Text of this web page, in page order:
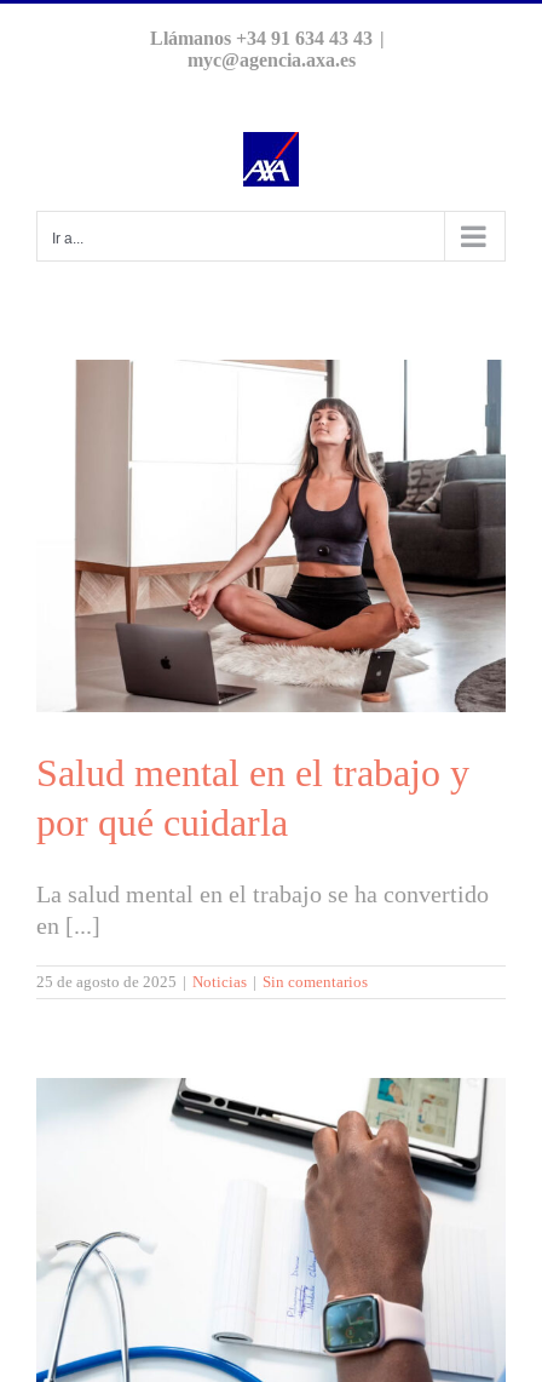
Llámanos +34 91 634 43 43 |
myc@agencia.axa.es
Ir a...
Salud mental en el trabajo y
por qué cuidarla
La salud mental en el trabajo se ha convertido
en [...]
25 de agosto de 2025 | Noticias | Sin comentarios